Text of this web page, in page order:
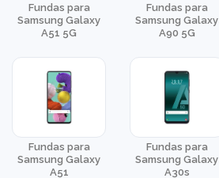
Fundas para
Samsung Galaxy
A51 5G
Fundas para
Samsung Galaxy
A90 5G
Fundas para
Samsung Galaxy
A51
Fundas para
Samsung Galaxy
A30s